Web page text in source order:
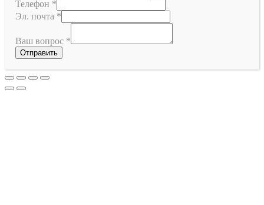
Телефон *
Эл. почта *
Ваш вопрос *
Отправить